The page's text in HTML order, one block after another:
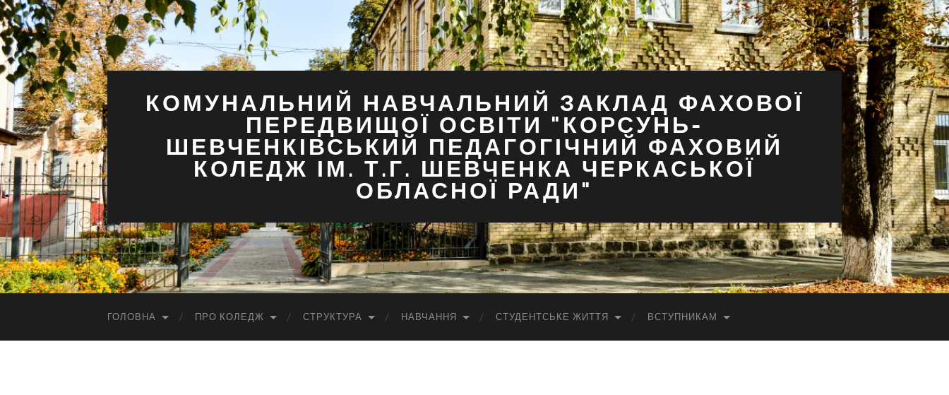
КОМУНАЛЬНИЙ НАВЧАЛЬНИЙ ЗАКЛАД ФАХОВОЇ
ПЕРЕДВИЩОЇ ОСВІТИ "КОРСУНЬ-
ШЕВЧЕНКІВСЬКИЙ ПЕДАГОГІЧНИЙ ФАХОВИЙ
КОЛЕДЖ ІМ. Т.Г. ШЕВЧЕНКА ЧЕРКАСЬКОЇ
ОБЛАСНОЇ РАДИ"
ГОЛОВНА ПРО КОЛЕДЖ СТРУКТУРА НАВЧАННЯ СТУДЕНТСЬКЕ ЖИТТЯ ВСТУПНИКАМ